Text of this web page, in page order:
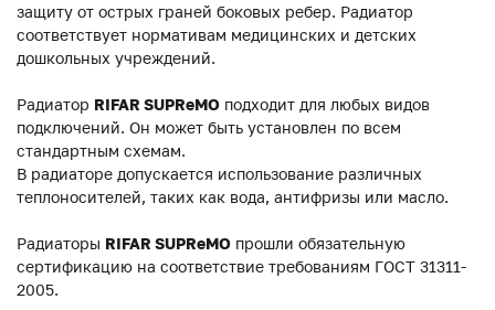
защиту от острых граней боковых ребер. Радиатор
соответствует нормативам медицинских и детских
дошкольных учреждений.
Радиатор RIFAR SUPReMO подходит для любых видов
подключений. Он может быть установлен по всем
стандартным схемам.
В радиаторе допускается использование различных
теплоносителей, таких как вода, антифризы или масло.
Радиаторы RIFAR SUPReMO прошли обязательную
сертификацию на соответствие требованиям ГОСТ 31311-
2005.